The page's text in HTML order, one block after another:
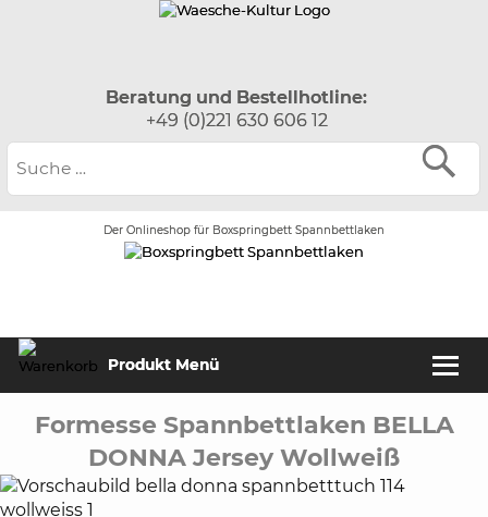
Beratung und Bestellhotline:
+49 (0)221 630 606 12
Der Onlineshop für Boxspringbett Spannbettlaken
Produkt Menü
Formesse Spannbettlaken BELLA
DONNA Jersey Wollweiß